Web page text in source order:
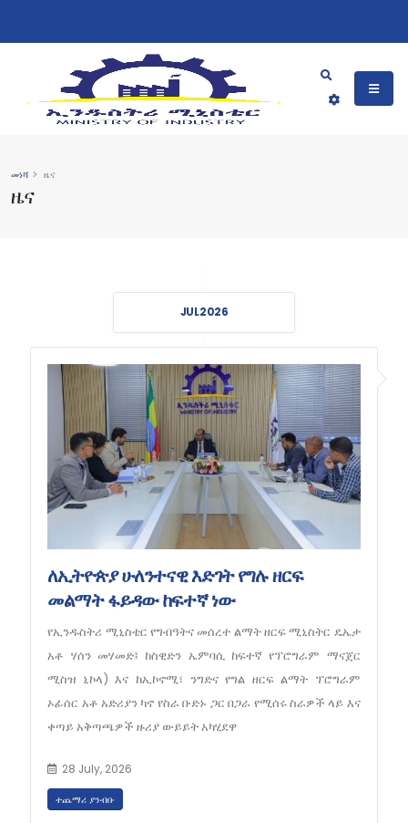
ዜና
መነሻ ዜና
JUL 2026
ለኢትዮጵያ ሁለንተናዊ እድገት የግሉ ዘርፍ
መልማት ፋይዳው ከፍተኛ ነው
የኢንዱስትሪ ሚኒስቴር የግብዓትና መሰረተ ልማት ዘርፍ ሚኒስትር ዴኤታ
አቶ ሃሰን መሃመድ፤ ከስዊድን ኤምባሲ ከፍተኛ የፕሮግራም ማናጀር
ሚስዝ ኒኮላ) እና ከኢኮኖሚ፣ ንግድና የግል ዘርፍ ልማት ፕሮግራም
ኦፊሰር አቶ አድሪያን ካኖ የስራ ቡድኑ ጋር በጋራ የሚሰሩ ስራዎች ላይ እና
ቀጣይ አቅጣጫዎች ዙሪያ ውይይት አካሂደዋ
28 July, 2026
ተጨማሪ ያንብቡ